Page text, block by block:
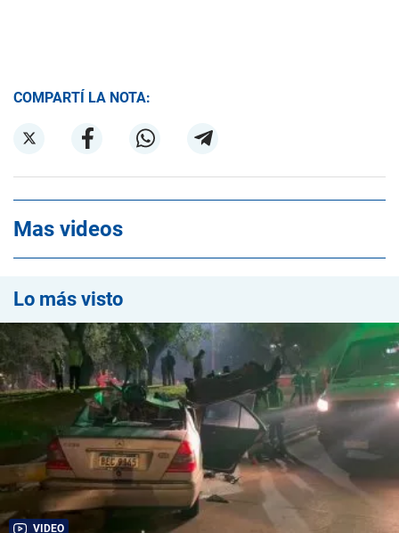
COMPARTÍ LA NOTA:
Mas videos
Lo más visto
VIDEO